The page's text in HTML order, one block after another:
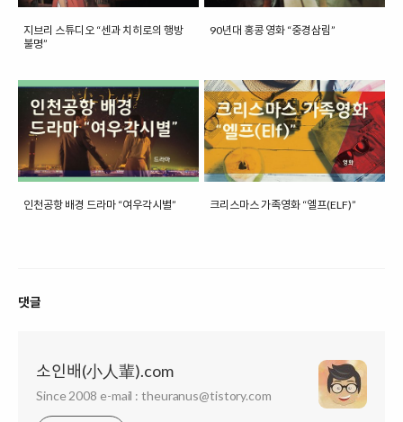
지브리 스튜디오 “센과 치히로의 행방
불명”
90년대 홍콩 영화 “중경삼림”
인천공항 배경 드라마 “여우각시별” 크리스마스 가족영화 “엘프(ELF)”
댓글
소인배(小人輩).com
Since 2008 e-mail : theuranus@tistory.com